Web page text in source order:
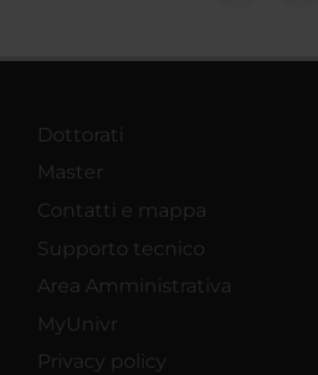
Dottorati
Master
Contatti e mappa
Supporto tecnico
Area Amministrativa
MyUnivr
Privacy policy